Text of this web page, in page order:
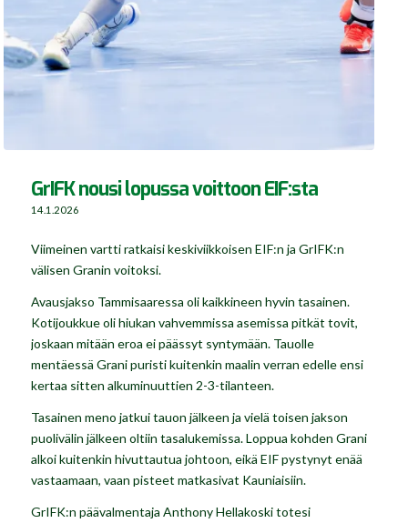
GrIFK nousi lopussa voittoon EIF:sta
14.1.2026
Viimeinen vartti ratkaisi keskiviikkoisen EIF:n ja GrIFK:n
välisen Granin voitoksi.
Avausjakso Tammisaaressa oli kaikkineen hyvin tasainen.
Kotijoukkue oli hiukan vahvemmissa asemissa pitkät tovit,
joskaan mitään eroa ei päässyt syntymään. Tauolle
mentäessä Grani puristi kuitenkin maalin verran edelle ensi
kertaa sitten alkuminuuttien 2-3-tilanteen.
Tasainen meno jatkui tauon jälkeen ja vielä toisen jakson
puolivälin jälkeen oltiin tasalukemissa. Loppua kohden Grani
alkoi kuitenkin hivuttautua johtoon, eikä EIF pystynyt enää
vastaamaan, vaan pisteet matkasivat Kauniaisiin.
GrIFK:n päävalmentaja Anthony Hellakoski totesi